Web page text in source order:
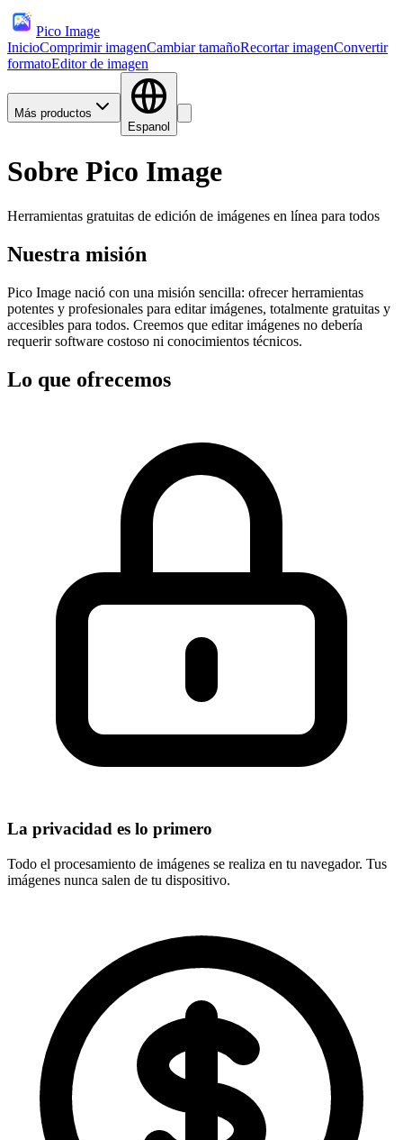
Pico Image
InicioComprimir imagenCambiar tamañoRecortar imagenConvertir
formatoEditor de imagen
Más productos
Espanol
Sobre Pico Image
Herramientas gratuitas de edición de imágenes en línea para todos
Nuestra misión
Pico Image nació con una misión sencilla: ofrecer herramientas
potentes y profesionales para editar imágenes, totalmente gratuitas y
accesibles para todos. Creemos que editar imágenes no debería
requerir software costoso ni conocimientos técnicos.
Lo que ofrecemos
La privacidad es lo primero
Todo el procesamiento de imágenes se realiza en tu navegador. Tus
imágenes nunca salen de tu dispositivo.